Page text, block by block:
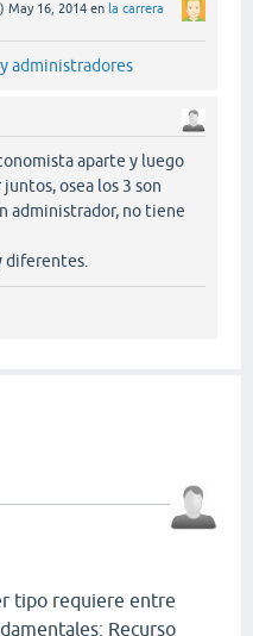
May 16, 2014 en la carrera
administradores
aparte y luego
osea los 3 son
administrador, no tiene
diferentes.
tipo requiere entre
Recurso